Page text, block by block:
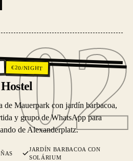
02
02
€20/NIGHT
Mauerpark con jardín barbacoa,
y grupo de WhatsApp para
de Alexanderplatz.
JARDÍN BARBACOA CON
SOLÁRIUM